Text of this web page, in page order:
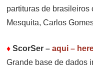
partituras de brasileiros
Mesquita, Carlos
♦ScorSer –aqui –
Grande base de dados